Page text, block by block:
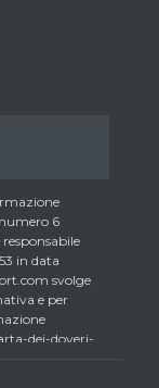
6
in data
svolge
e per
dei-doveri-